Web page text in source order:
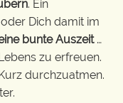
. Ein
Dich damit im
bunte Auszeit…
zu erfreuen.
durchzuatmen.